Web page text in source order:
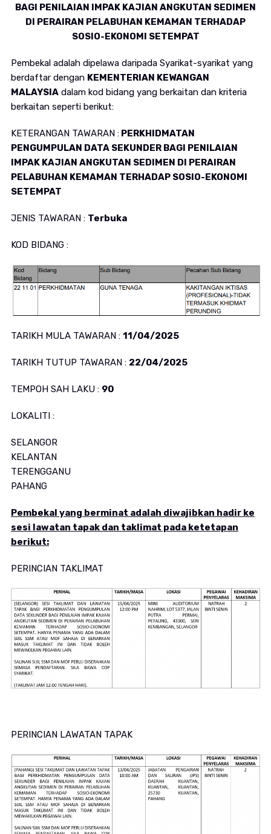
BAGI PENILAIAN IMPAK KAJIAN ANGKUTAN SEDIMEN
DI PERAIRAN PELABUHAN KEMAMAN TERHADAP
SOSIO-EKONOMI SETEMPAT
Pembekal adalah dipelawa daripada Syarikat-syarikat yang
berdaftar dengan KEMENTERIAN KEWANGAN
MALAYSIAdalam kod bidang yang berkaitan dan kriteria
berkaitan seperti berikut:
KETERANGAN TAWARAN :PERKHIDMATAN
PENGUMPULAN DATA SEKUNDER BAGI PENILAIAN
IMPAK KAJIAN ANGKUTAN SEDIMEN DI PERAIRAN
PELABUHAN KEMAMAN TERHADAP SOSIO-EKONOMI
SETEMPAT
JENIS TAWARAN : Terbuka
KOD BIDANG :
TARIKH MULA TAWARAN : 11/04/2025
TARIKH TUTUP TAWARAN : 22/04/2025
TEMPOH SAH LAKU : 90
LOKALITI :
SELANGOR
KELANTAN
TERENGGANU
PAHANG
Pembekal yang berminat adalah diwajibkan hadir ke
sesi lawatan tapak dan taklimat pada ketetapan
berikut:
PERINCIAN TAKLIMAT
PERINCIAN LAWATAN TAPAK